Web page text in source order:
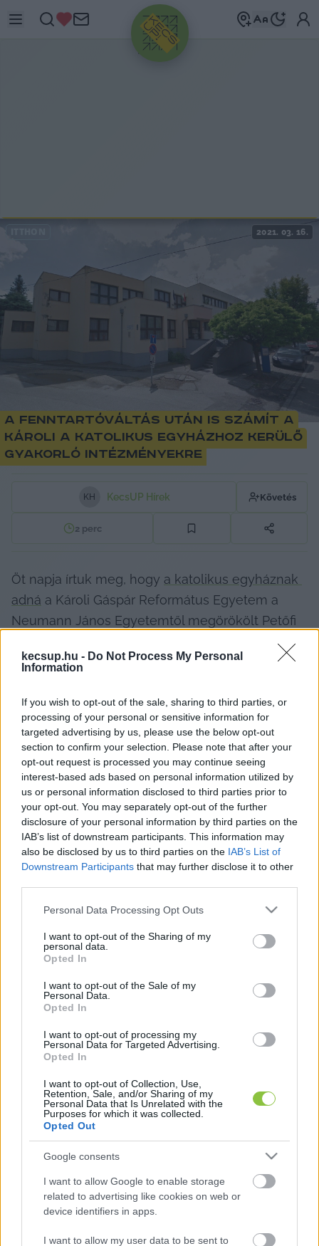
kecsup.hu - Do Not Process My Personal
Information
If you wish to opt-out of the sale, sharing to third parties, or
processing of your personal or sensitive information for
targeted advertising by us, please use the below opt-out
section to confirm your selection. Please note that after your
opt-out request is processed you may continue seeing
interest-based ads based on personal information utilized by
us or personal information disclosed to third parties prior to
your opt-out. You may separately opt-out of the further
disclosure of your personal information by third parties on the
IAB’s list of downstream participants. This information may
also be disclosed by us to third parties on the IAB’s List of
Downstream Participants that may further disclose it to other
Please note that this website/app uses one or more Google
not limited to your visit or usage behaviour. You may click to
grant or deny consent to Google and its third-party tags to
use your data for below specified purposes in below Google
consent section.
Personal Data Processing Opt Outs
I want to opt-out of the Sharing of my
personal data.
Opted In
I want to opt-out of the Sale of my
Personal Data.
Opted In
I want to opt-out of processing my
Personal Data for Targeted Advertising.
Opted In
I want to opt-out of Collection, Use,
Retention, Sale, and/or Sharing of my
Personal Data that Is Unrelated with the
Purposes for which it was collected.
Opted Out
Google consents
I want to allow Google to enable storage
related to advertising like cookies on web or
device identifiers in apps.
I want to allow my user data to be sent to
HIRDETÉS
2021. 03. 16.
A fenntartóváltás után is számít a
Károli a katolikus egyházhoz kerülő
gyakorló intézményekre
K H KecsUP Hírek Követés
2 perc
Öt napja írtuk meg, hogy a katolikus egyháznak
adná a Károli Gáspár Református Egyetem a
Neumann János Egyetemtől megörökölt Petőfi
óvoda fenntartói jogát. Akkor beszámoltunk arról,
és a munkatársak véleményét erről.
Úgy tűnik azonban, hogy a váltást már
eldöntötték, legalábbis ez olvasható ki az
egyetem leveléből, amelyet azután kaptunk,
hogy érdeklődtünk, mi lesz így a hallgatók
gyakorlati képzésével.
A Károli egyetem ezt írja ezzel kapcsolatban
(kiemelés tőlünk):
A kecskeméti gyakorló köznevelési intézmény
fontos és kiemelt partnerünk marad, a felhalmozott
és értékes pedagógiai, szakmai tudásra a jövőben
is minősítetten építeni kívánunk. A fenntartóváltás
után nyílik lehetőség a gyakorlati képzéssel
kapcsolatos együttműködés jogi rendezésére.
kecskeméti szakmai gyakorlóhelyek bővítésének
folyamatát a Károli Gáspár Református Egyetem
jövőbeni fejlesztési terveivel összhangban
megkezdte. Az önkormányzati fenntartású
bölcsődékre vonatkozó együttműködés keretében